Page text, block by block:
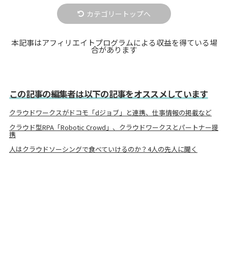
カテゴリートップへ
本記事はアフィリエイトプログラムによる収益を得ている場
合があります
この記事の編集者は以下の記事をオススメしています
クラウドワークスがドコモ「dジョブ」と連携、仕事情報の掲載など
クラウド型RPA「Robotic Crowd」、クラウドワークスとパートナー提
携
人はクラウドソーシングで食べていけるのか？4人の先人に聞く